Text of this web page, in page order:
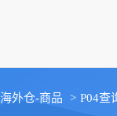
海外仓-商品 > P04查